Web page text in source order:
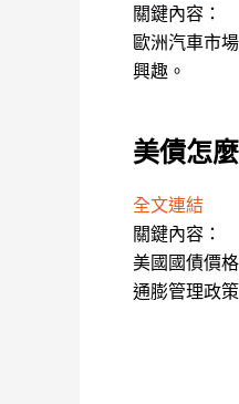
關鍵內容：
歐洲汽車市
興趣。
美債怎
全文連結
關鍵內容：
美國國債價
通膨管理政策